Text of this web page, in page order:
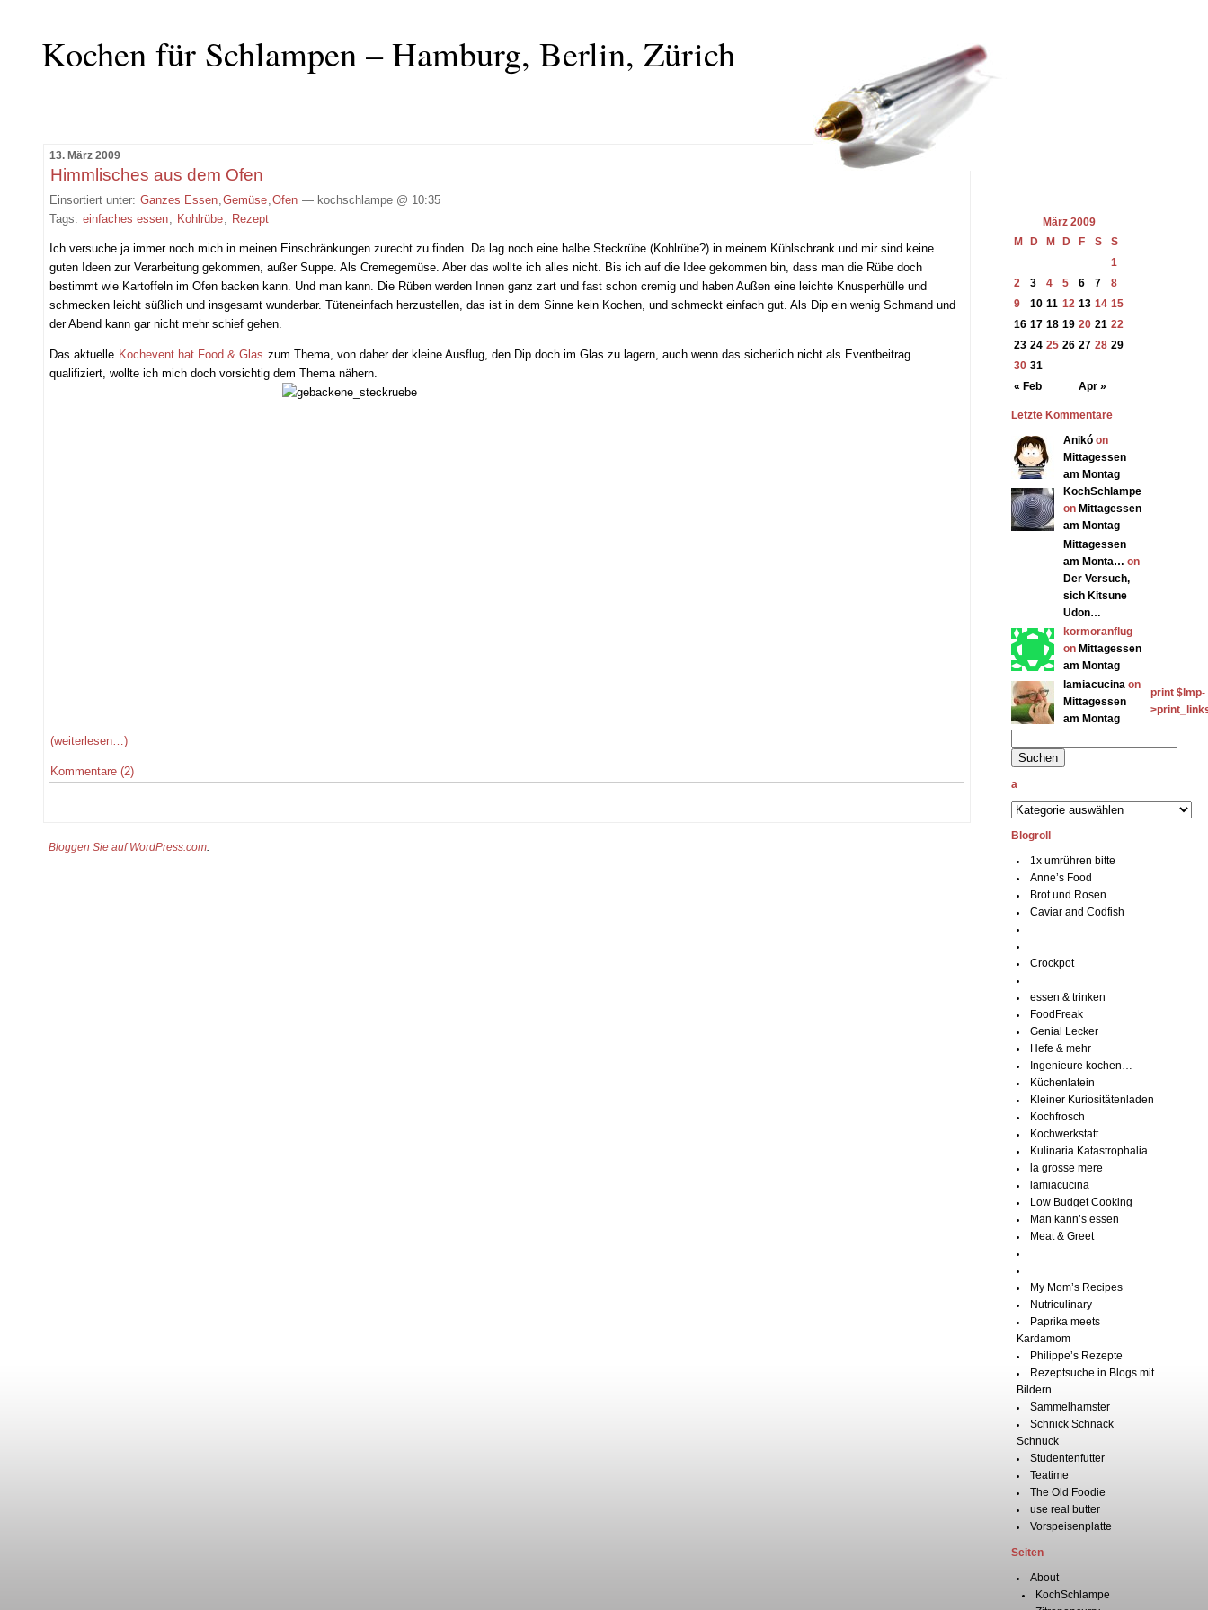
Kochen für Schlampen – Hamburg, Berlin, Zürich
13. März 2009
Himmlisches aus dem Ofen
Einsortiert unter: Ganzes Essen Gemüse Ofen — kochschlampe @ 10:35
Tags: einfaches essen Kohlrübe Rezept
Ich versuche ja immer noch mich in meinen Einschränkungen zurecht zu finden. Da lag noch eine halbe Steckrübe (Kohlrübe?) in meinem Kühlschrank und mir sind keine
guten Ideen zur Verarbeitung gekommen, außer Suppe. Als Cremegemüse. Aber das wollte ich alles nicht. Bis ich auf die Idee gekommen bin, dass man die Rübe doch
bestimmt wie Kartoffeln im Ofen backen kann. Und man kann. Die Rüben werden Innen ganz zart und fast schon cremig und haben Außen eine leichte Knusperhülle und
schmecken leicht süßlich und insgesamt wunderbar. Tüteneinfach herzustellen, das ist in dem Sinne kein Kochen, und schmeckt einfach gut. Als Dip ein wenig Schmand und
der Abend kann gar nicht mehr schief gehen.
Das aktuelle Kochevent hat Food & Glas zum Thema, von daher der kleine Ausflug, den Dip doch im Glas zu lagern, auch wenn das sicherlich nicht als Eventbeitrag
qualifiziert, wollte ich mich doch vorsichtig dem Thema nähern.
(weiterlesen…)
Kommentare (2)
März 2009
M
D M D F S S
« Feb Apr »
1
2
3 4 5 6 7
8
9
10 11 12 13 14 15
16 17 18 19 20 21 22
23 24 25 26 27 28 29
30 31
Letzte Kommentare
Anikó on
Mittagessen
am Montag
KochSchlampe
on Mittagessen
am Montag
Mittagessen
am Monta… on
Der Versuch,
sich Kitsune
Udon…
kormoranflug
on Mittagessen
am Montag
lamiacucina on
Mittagessen
am Montag
print $lmp-
a
Blogroll
1x umrühren bitte
Anne’s Food
Brot und Rosen
Caviar and Codfish
Crockpot
essen & trinken
FoodFreak
Genial Lecker
Hefe & mehr
Ingenieure kochen…
Küchenlatein
Kleiner Kuriositätenladen
Kochfrosch
Kochwerkstatt
Kulinaria Katastrophalia
la grosse mere
lamiacucina
Low Budget Cooking
Man kann’s essen
Meat & Greet
My Mom’s Recipes
Nutriculinary
Paprika meets
Kardamom
Philippe’s Rezepte
Rezeptsuche in Blogs mit
Bildern
Sammelhamster
Schnick Schnack
Schnuck
Studentenfutter
Teatime
The Old Foodie
use real butter
Vorspeisenplatte
Seiten
About
KochSchlampe
Bloggen Sie auf WordPress.com.